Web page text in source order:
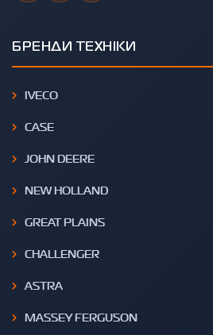
БРЕНДИ ТЕХНІКИ
IVECO
CASE
JOHN DEERE
NEW HOLLAND
GREAT PLAINS
CHALLENGER
ASTRA
MASSEY FERGUSON